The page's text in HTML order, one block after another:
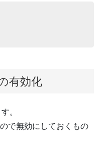
有効化
。
で無効にしておくもの